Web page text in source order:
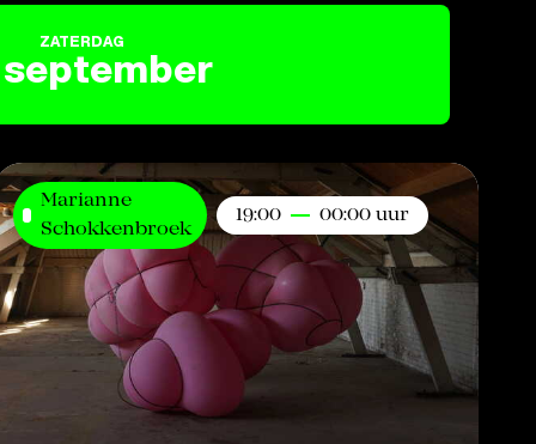
ZATERDAG
september
Marianne
Schokkenbroek
19:00 00:00 uur